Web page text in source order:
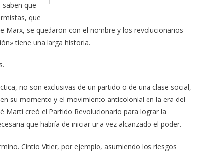
que
que
Marx, se quedaron con el nombre y los revolucionarios
tiene una larga historia.
no son exclusivas de un partido o de una clase social,
su momento y el movimiento anticolonial en la era del
Martí creó el Partido Revolucionario para lograr la
que habría de iniciar una vez alcanzado el poder.
Cintio Vitier, por ejem­­plo, asumiendo los riesgos